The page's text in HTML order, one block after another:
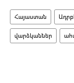
Հայաստան
վարձկաններ